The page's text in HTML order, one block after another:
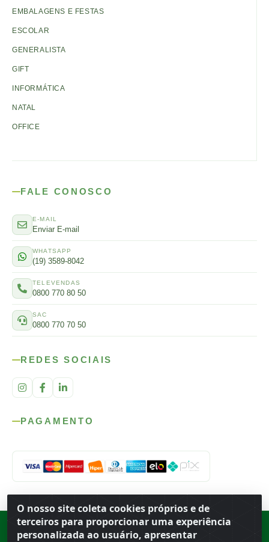
O nosso site coleta cookies próprios e de
terceiros para proporcionar uma experiência
personalizada ao usuário, apresentar
EMBALAGENS E FESTAS
ESCOLAR
GENERALISTA
GIFT
INFORMÁTICA
NATAL
OFFICE
FALE CONOSCO
E-MAIL
Enviar E-mail
WHATSAPP
(19) 3589-8042
TELEVENDAS
0800 770 80 50
SAC
0800 770 70 50
REDES SOCIAIS
PAGAMENTO
Rod. SP-215, s/n, km 98 — Área Rural·Porto Ferreira/SP ·BR· CEP
13.669-899· CNPJ 56.679.863/0001-91